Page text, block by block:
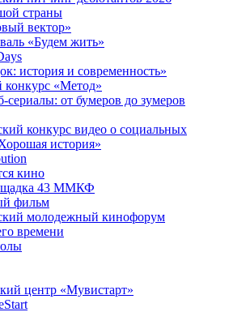
страны
вектор»
«Будем жить»
история и современность»
«Метод»
сериалы: от бумеров до зумеров
конкурс видео о социальных
история»
кино
43 ММКФ
фильм
молодежный кинофорум
времени
центр «Мувистарт»